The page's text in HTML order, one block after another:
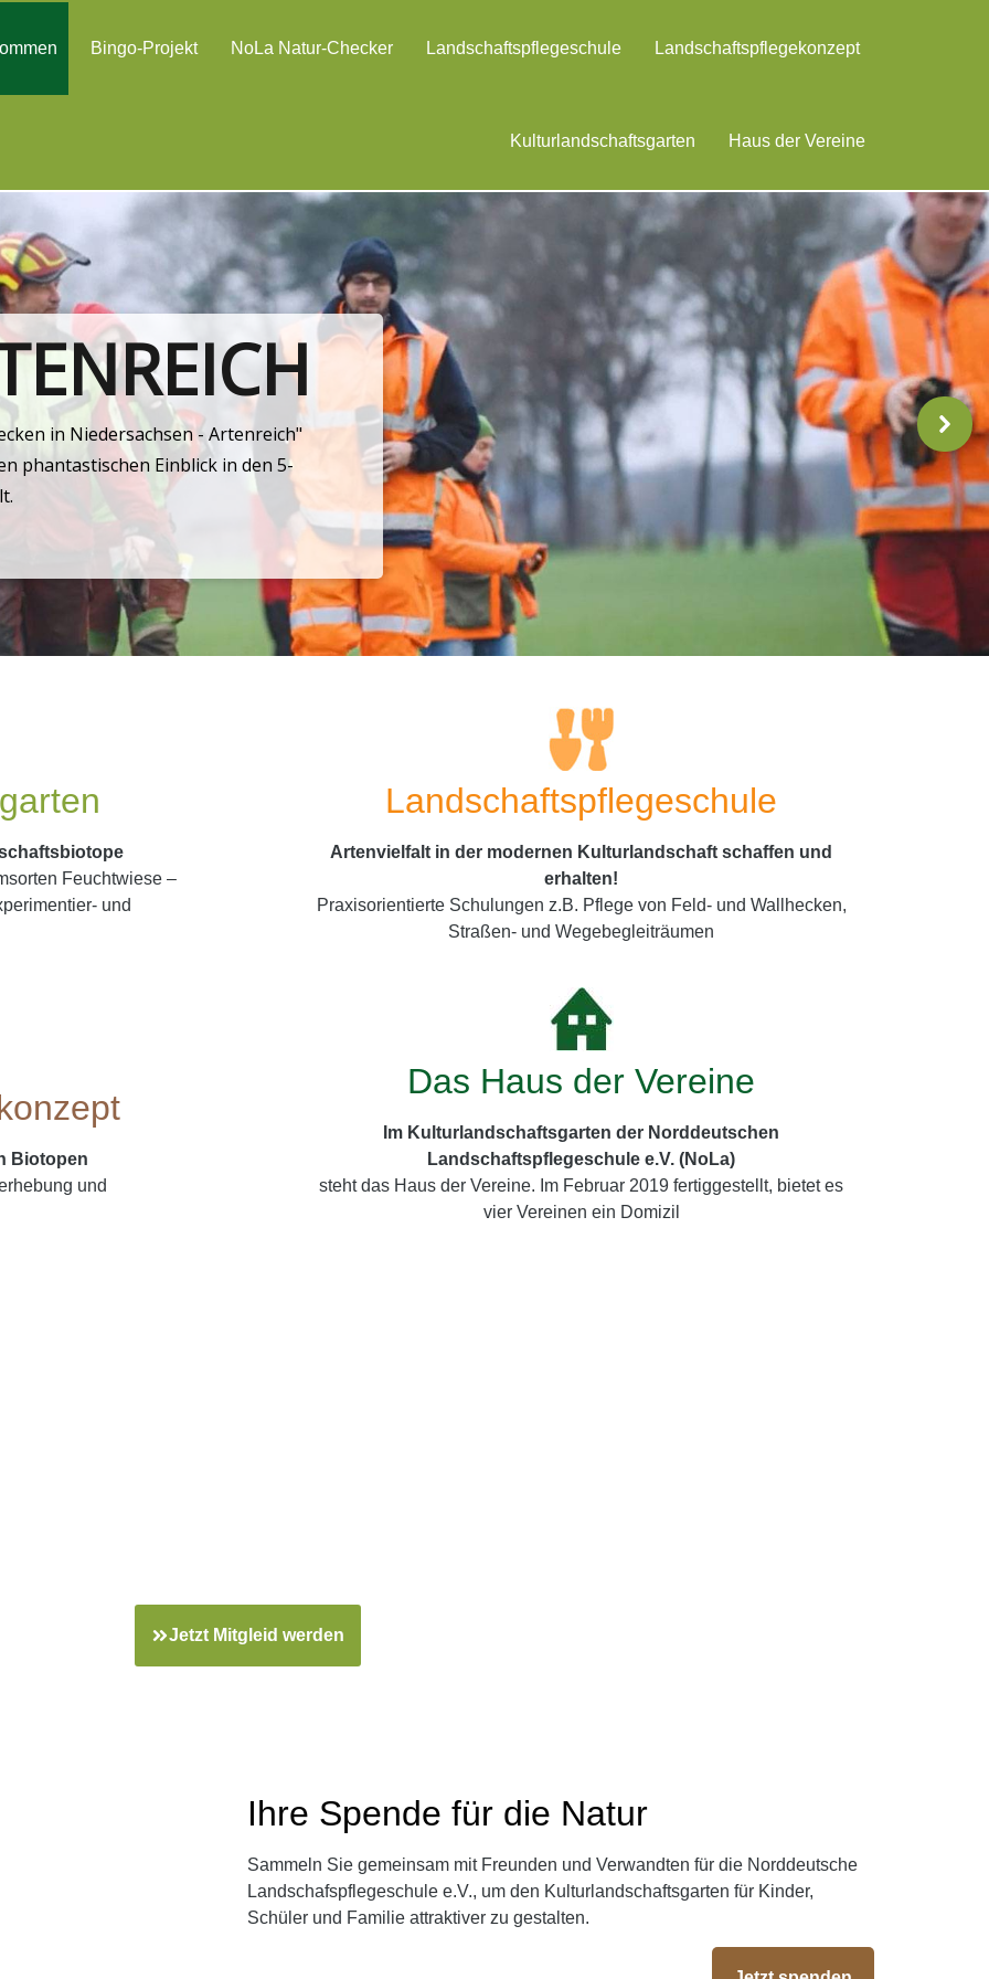
Bingo-Projekt NoLa Natur-Checker Landschaftspflegeschule Landschaftspflegekonzept
Kulturlandschaftsgarten Haus der Vereine
in Niedersachsen - Artenreich"
phantastischen Einblick in den 5-
Feuchtwiese –
und
Landschaftspflegeschule
Artenvielfalt in der modernen Kulturlandschaft schaffen und
erhalten!
Praxisorientierte Schulungen z.B. Pflege von Feld- und Wallhecken,
Straßen- und Wegebegleiträumen
Biotopen
und
Das Haus der Vereine
Im Kulturlandschaftsgarten der Norddeutschen
Landschaftspflegeschule e.V. (NoLa)
steht das Haus der Vereine. Im Februar 2019 fertiggestellt, bietet es
vier Vereinen ein Domizil
Jetzt Mitgleid werden
Ihre Spende für die Natur
Sammeln Sie gemeinsam mit Freunden und Verwandten für die Norddeutsche
Landschafspflegeschule e.V., um den Kulturlandschaftsgarten für Kinder,
Schüler und Familie attraktiver zu gestalten.